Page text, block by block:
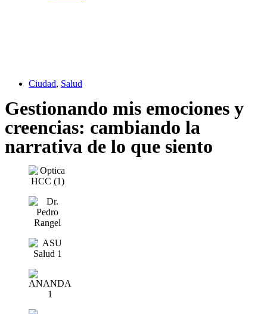
Ciudad, Salud
Gestionando mis emociones y
creencias: cambiando la
narrativa de lo que siento